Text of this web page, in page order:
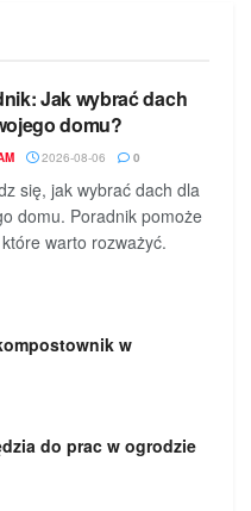
Jak wybrać dach
domu?
2026-08-06 0
się, jak wybrać dach dla
domu. Poradnik pomoże
warto rozważyć.
w
do prac w ogrodzie